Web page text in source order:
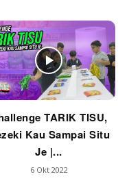
TARIK TISU,
Kau Sampai Situ
Je |...
6 Okt 2022